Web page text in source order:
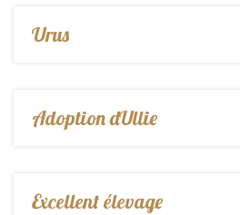
Urus
Adoption dUllie
Excellent élevage